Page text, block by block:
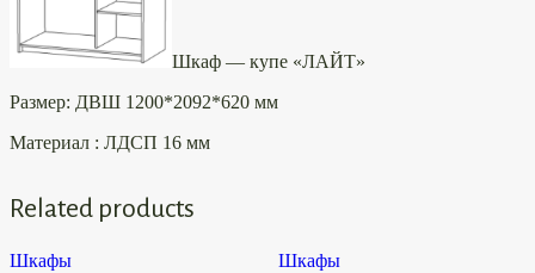
Шкаф — купе «ЛАЙТ»
Размер: ДВШ 1200*2092*620 мм
Материал : ЛДСП 16 мм
Related products
Шкафы Шкафы